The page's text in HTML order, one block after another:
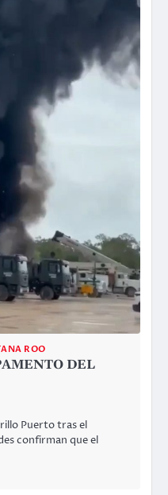
ROO
DEL
Puerto tras el
confirman que el